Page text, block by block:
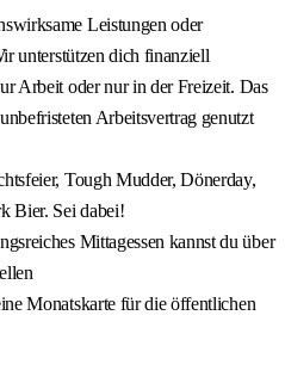
Leistungen oder
unterstützen dich finanziell
Arbeit oder nur in der Freizeit. Das
Arbeitsvertrag genutzt
Tough Mudder, Dönerday,
Bier. Sei dabei!
Mittagessen kannst du über
Monatskarte für die öffentlichen